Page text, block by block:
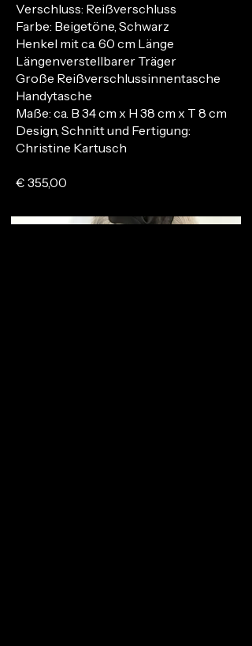
Verschluss: Reißverschluss
Farbe: Beigetöne, Schwarz
Henkel mit ca. 60 cm Länge
Längenverstellbarer Träger
Große Reißverschlussinnentasche
Handytasche
Maße: ca. B 34 cm x H 38 cm x T 8 cm
Design, Schnitt und Fertigung:
Christine Kartusch
€ 355,00